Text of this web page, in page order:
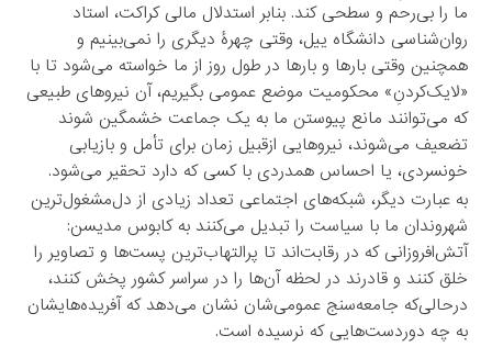
ما را بی‌رحم و سطحی کند. بنابر استدلال مالی کراکت، استاد
روان‌شناسی دانشگاه ییل، وقتی چهرۀ دیگری را نمی‌بینیم و
همچنین وقتی بارها و بارها در طول روز از ما خواسته می‌شود تا با
«لایک‌کردنِ» محکومیت موضع عمومی بگیریم، آن نیروهای طبیعی
که می‌توانند مانع پیوستن ما به یک جماعت خشمگین شوند
تضعیف می‌شوند، نیروهایی ازقبیل زمان برای تأمل و بازیابی
خونسردی، یا احساس همدردی با کسی که دارد تحقیر می‌شود.
به عبارت دیگر، شبکه‌های اجتماعی تعداد زیادی از دل‌مشغول‌ترین
شهروندان ما با سیاست را تبدیل می‌کنند به کابوس مدیسن:
آتش‌افروزانی که در رقابت‌اند تا پرالتهاب‌ترین پست‌ها و تصاویر را
خلق کنند و قادرند در لحظه آن‌ها را در سراسر کشور پخش کنند،
درحالی‌که جامعه‌سنج عمومی‌شان نشان می‌دهد که آفریده‌هایشان
به چه دوردست‌هایی که نرسیده است.